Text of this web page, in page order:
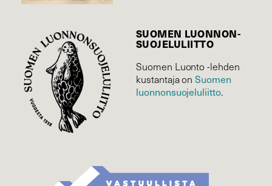
SUOMEN LUONNON­
SUOJELU­LIITTO
Suomen Luonto -lehden
kustantaja onSuomen
luonnonsuojelu­liitto.